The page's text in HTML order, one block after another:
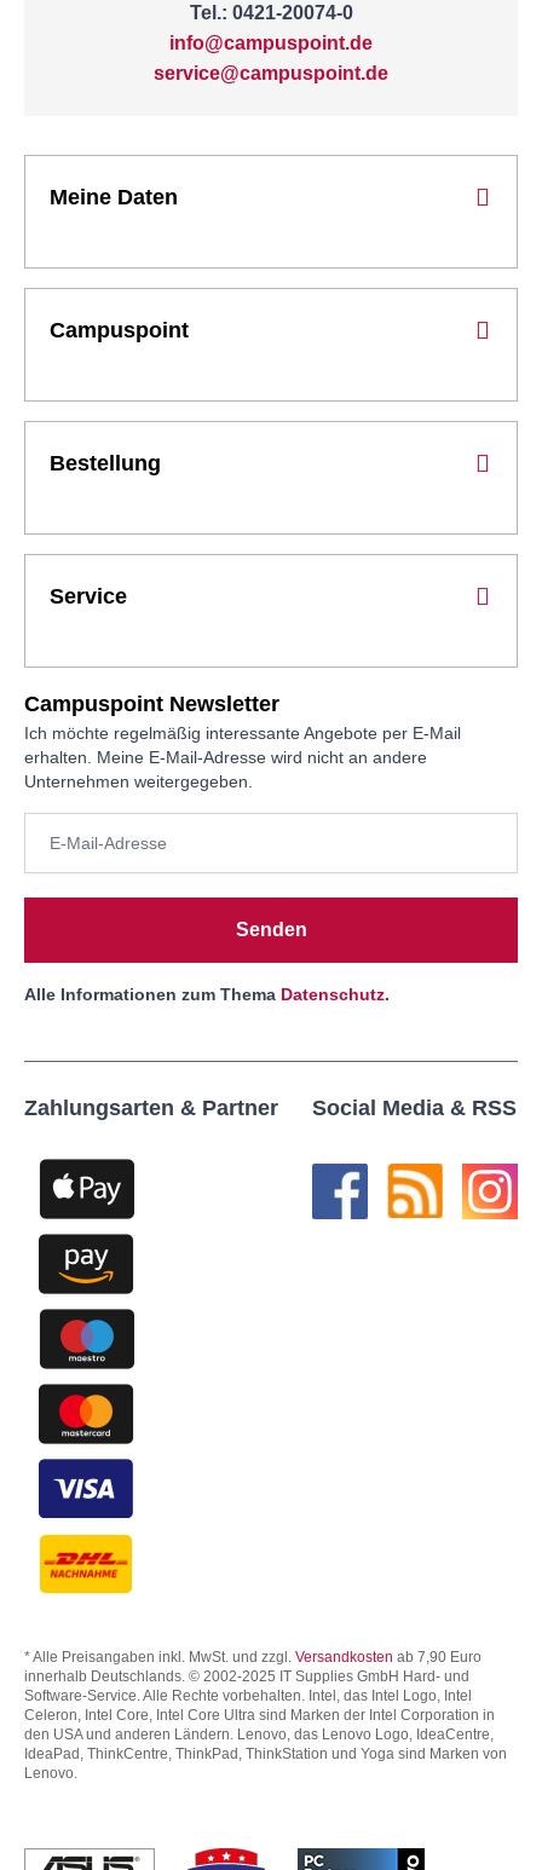
Tel.: 0421-20074-0
info@campuspoint.de
service@campuspoint.de
Meine Daten
Campuspoint
Bestellung
Service
Campuspoint Newsletter
Ich möchte regelmäßig interessante Angebote per E-Mail
erhalten. Meine E-Mail-Adresse wird nicht an andere
Unternehmen weitergegeben.
Senden
Alle Informationen zum Thema Datenschutz.
Zahlungsarten & Partner Social Media & RSS
* Alle Preisangaben inkl. MwSt. und zzgl. Versandkosten ab 7,90 Euro
innerhalb Deutschlands. © 2002-2025 IT Supplies GmbH Hard- und
Software-Service. Alle Rechte vorbehalten. Intel, das Intel Logo, Intel
Celeron, Intel Core, Intel Core Ultra sind Marken der Intel Corporation in
den USA und anderen Ländern. Lenovo, das Lenovo Logo, IdeaCentre,
IdeaPad, ThinkCentre, ThinkPad, ThinkStation und Yoga sind Marken von
Lenovo.